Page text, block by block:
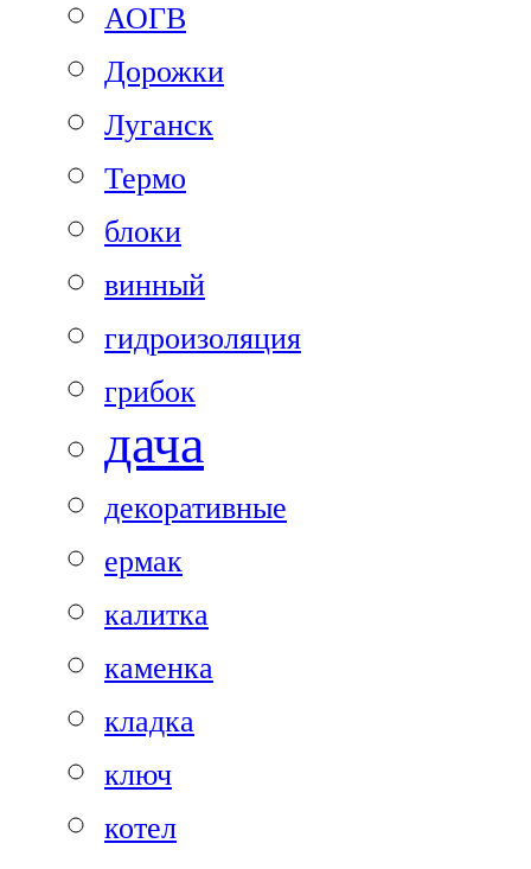
АОГВ
Дорожки
Луганск
Термо
блоки
винный
гидроизоляция
грибок
дача
декоративные
ермак
калитка
каменка
кладка
ключ
котел